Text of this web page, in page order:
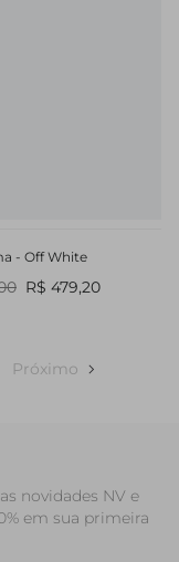
- Off White
R$ 479,20
Próximo
novidades NV e
em sua primeira